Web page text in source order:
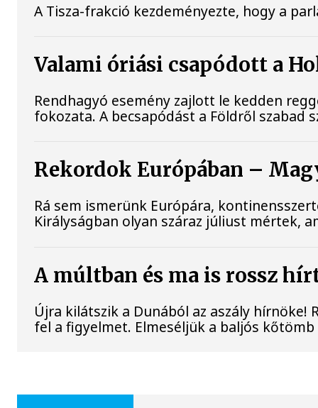
A Tisza-frakció kezdeményezte, hogy a
Valami óriási csapódott a
Rendhagyó esemény zajlott le kedden
fokozata. A becsapódást a Földről szabad
Rekordok Európában –
Rá sem ismerünk Európára,
Királyságban olyan száraz júliust mértek,
A múltban és ma is rossz
Újra kilátszik a Dunából az aszály
fel a figyelmet. Elmeséljük a baljós